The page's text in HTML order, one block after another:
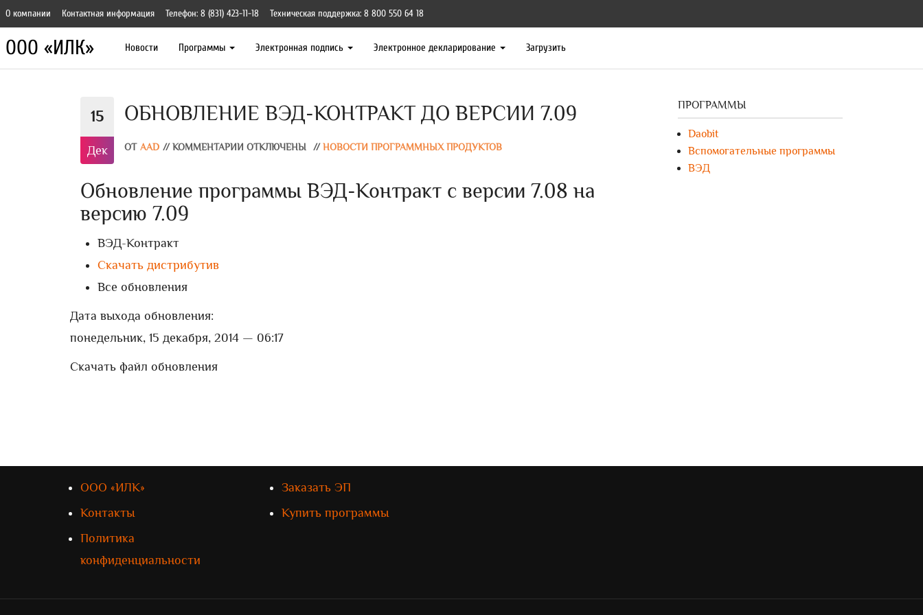
О компании Контактная информация Телефон: 8 (831) 423-11-18 Техническая поддержка: 8 800 550 64 18
ООО «ИЛК» Новости Программы Электронная подпись Электронное декларирование Загрузить
15
Дек
ОБНОВЛЕНИЕ ВЭД-КОНТРАКТ ДО ВЕРСИИ 7.09
ОТ AAD // КОММЕНТАРИИ ОТКЛЮЧЕНЫ // НОВОСТИ ПРОГРАММНЫХ ПРОДУКТОВ
Обновление программы ВЭД-Контракт с версии 7.08 на
версию 7.09
ВЭД-Контракт
Скачать дистрибутив
Все обновления
Дата выхода обновления:
понедельник, 15 декабря, 2014 — 06:17
Скачать файл обновления
ПРОГРАММЫ
Daobit
Вспомогательные программы
ВЭД
ООО «ИЛК»
Контакты
Политика
конфиденциальности
Заказать ЭП
Купить программы